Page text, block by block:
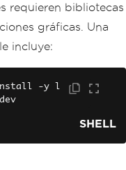
requieren bibliotecas
gráficas. Una
incluye:
-y l
dev
SHELL